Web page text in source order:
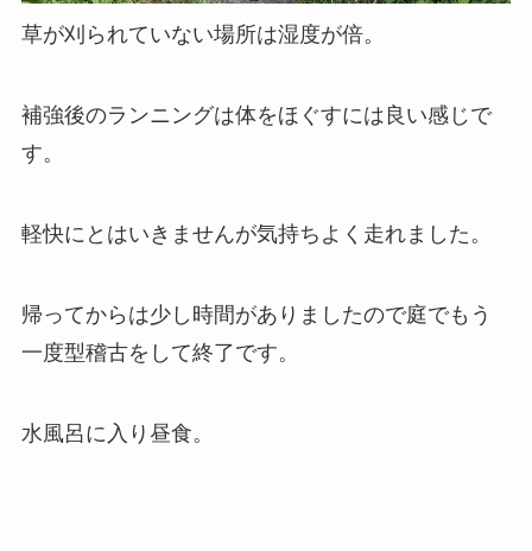
草が刈られていない場所は湿度が倍。
補強後のランニングは体をほぐすには良い感じで
す。
軽快にとはいきませんが気持ちよく走れました。
帰ってからは少し時間がありましたので庭でもう
一度型稽古をして終了です。
水風呂に入り昼食。